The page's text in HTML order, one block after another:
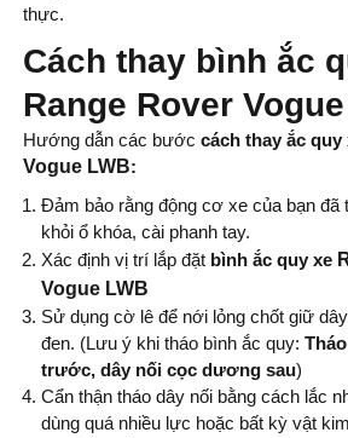
thực.
Cách thay bình ắc
Range Rover
Hướng dẫn các bước cách thay ắc quy
Vogue LWB:
Đảm bảo rằng động cơ xe của bạn đã
khỏi ổ khóa, cài phanh tay.
Xác định vị trí lắp đặt bình ắc quy xe
Vogue LWB
Sử dụng cờ lê để nới lỏng chốt giữ
đen. (Lưu ý khi tháo bình ắc quy:
trước, dây nối cọc dương sau)
Cẩn thận tháo dây nối bằng cách lắc
dùng quá nhiều lực hoặc bất kỳ vật